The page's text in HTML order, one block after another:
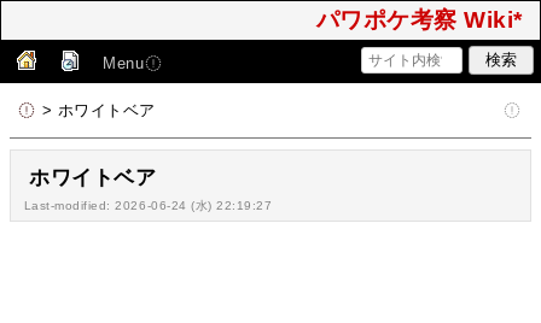
パワポケ考察 Wiki*
Menu
> ホワイトベア
ホワイトベア
Last-modified: 2026-06-24 (水) 22:19:27